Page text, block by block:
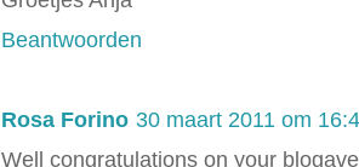
Beantwoorden
Rosa Forino 30 maart 2011 om
Well congratulations on your